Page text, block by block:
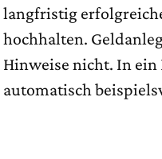
langfristig
hochhalten.
Hinweise nicht. In
automatisch